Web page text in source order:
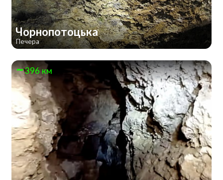
Чорнопотоцька
Печера
396 км